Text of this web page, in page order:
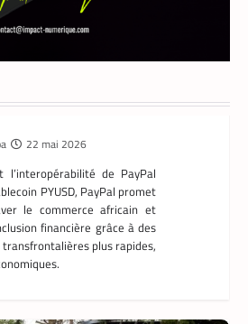
: PayPal abat
pour s’imposer en
22 mai 2026
l’interopérabilité de PayPal
PYUSD, PayPal promet
le commerce africain et
financière grâce à des
plus rapides,